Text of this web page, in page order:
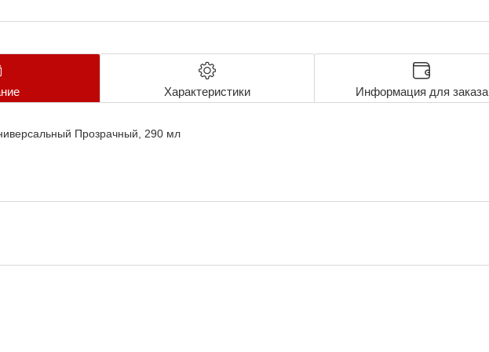
Характеристики Информация для заказа
Прозрачный, 290 мл